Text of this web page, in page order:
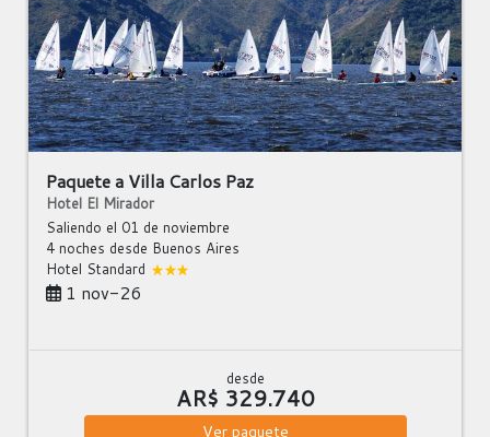
Paquete a Villa Carlos Paz
Hotel El Mirador
Saliendo el 01 de noviembre
4 noches desde Buenos Aires
Hotel Standard
1 nov-26
desde
AR$ 329.740
Ver paquete